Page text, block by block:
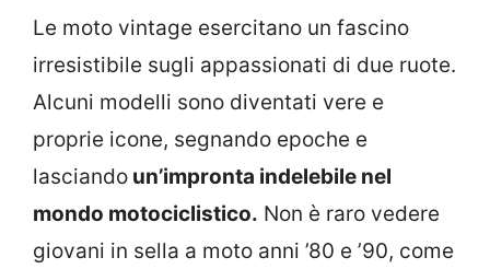
Le moto vintage esercitano un fascino
irresistibile sugli appassionati di due ruote.
Alcuni modelli sono diventati vere e
proprie icone, segnando epoche e
lasciando un’impronta indelebile nel
mondo motociclistico. Non è raro vedere
giovani in sella a moto anni ’80 e ’90, come